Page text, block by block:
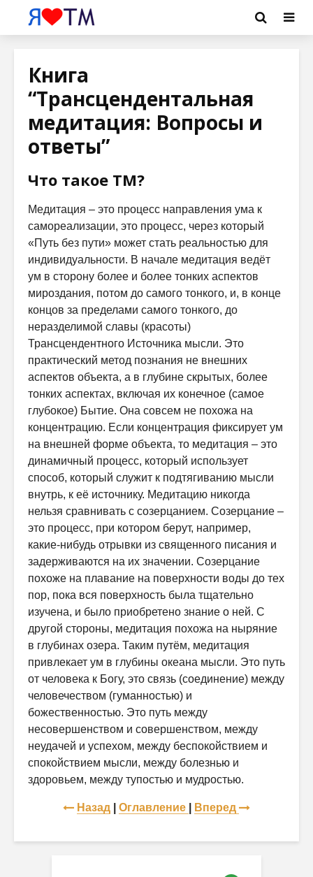
Книга
“Трансцендентальная
медитация: Вопросы и
ответы”
Что такое ТМ?
Медитация – это процесс направления ума к
самореализации, это процесс, через который
«Путь без пути» может стать реальностью для
индивидуальности. В начале медитация ведёт
ум в сторону более и более тонких аспектов
мироздания, потом до самого тонкого, и, в конце
концов за пределами самого тонкого, до
неразделимой славы (красоты)
Трансцендентного Источника мысли. Это
практический метод познания не внешних
аспектов объекта, а в глубине скрытых, более
тонких аспектах, включая их конечное (самое
глубокое) Бытие. Она совсем не похожа на
концентрацию. Если концентрация фиксирует ум
на внешней форме объекта, то медитация – это
динамичный процесс, который использует
способ, который служит к подтягиванию мысли
внутрь, к её источнику. Медитацию никогда
нельзя сравнивать с созерцанием. Созерцание –
это процесс, при котором берут, например,
какие-нибудь отрывки из священного писания и
задерживаются на их значении. Созерцание
похоже на плавание на поверхности воды до тех
пор, пока вся поверхность была тщательно
изучена, и было приобретено знание о ней. С
другой стороны, медитация похожа на ныряние
в глубинах озера. Таким путём, медитация
привлекает ум в глубины океана мысли. Это путь
от человека к Богу, это связь (соединение) между
человечеством (гуманностью) и
божественностью. Это путь между
несовершенством и совершенством, между
неудачей и успехом, между беспокойствием и
спокойствием мысли, между болезнью и
здоровьем, между тупостью и мудростью.
Назад Оглавление Вперед